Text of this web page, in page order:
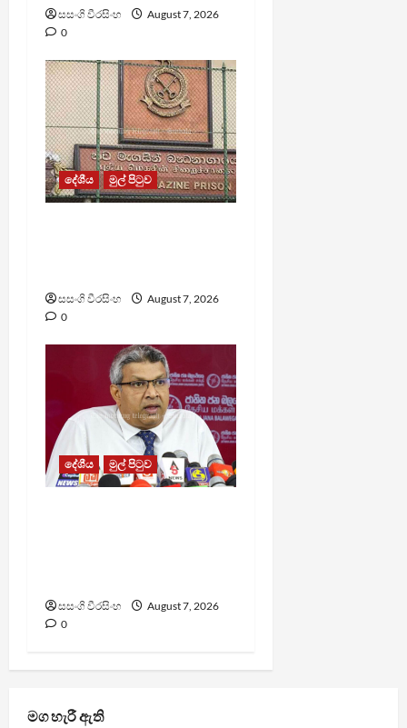
සසංගි වීරසිංහ
August 7, 2026
0
දේශීය මුල් පිටුව
සසංගි වීරසිංහ
August 7, 2026
0
දේශීය මුල් පිටුව
සසංගි වීරසිංහ
August 7, 2026
0
මග හැරී ඇති